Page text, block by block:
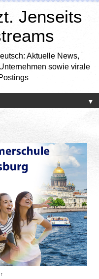
Jenseits
Aktuelle News,
sowie virale
▼